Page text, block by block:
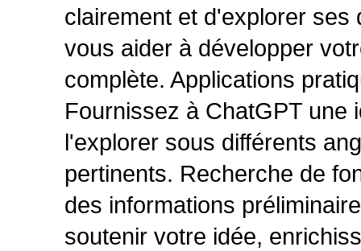
clairement et d'explorer ses
vous aider à développer
complète. Applications
Fournissez à ChatGPT une
l'explorer sous différents
pertinents. Recherche de
des informations
soutenir votre idée,